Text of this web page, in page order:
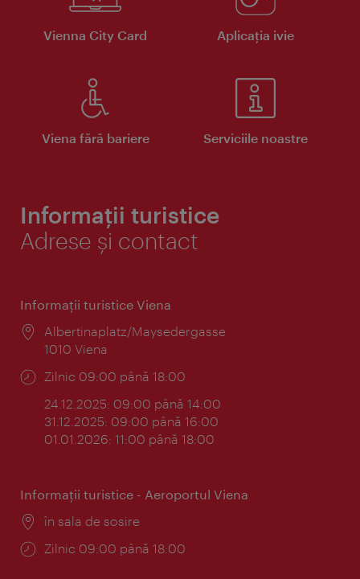
Vienna City Card Aplicaţia ivie
Viena fără bariere Serviciile noastre
Informații turistice
Adrese și contact
Informaţii turistice Viena
Locul:
Albertinaplatz/Maysedergasse
1010 Viena
Program:
Zilnic 09:00 până 18:00
24.12.2025: 09:00 până 14:00
31.12.2025: 09:00 până 16:00
01.01.2026: 11:00 până 18:00
Informaţii turistice - Aeroportul Viena
Locul:
în sala de sosire
Program:
Zilnic 09:00 până 18:00